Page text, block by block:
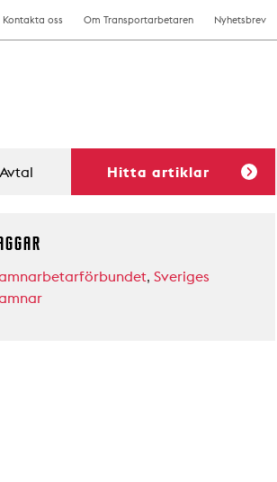
Kontakta oss Om Transportarbetaren Nyhetsbrev
Hitta artiklar
, Sveriges